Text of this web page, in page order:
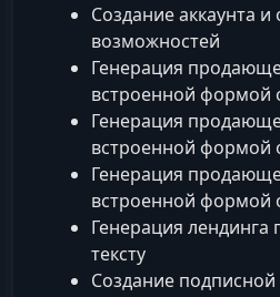
Создание аккаунта и
возможностей
Генерация
встроенной формой
Генерация
встроенной формой
Генерация
встроенной формой
Генерация лендинга
тексту
Создание